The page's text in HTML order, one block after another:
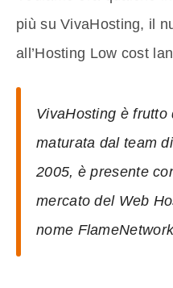
più su VivaHosting, il
all’Hosting Low cost
VivaHosting è frutto
maturata dal team
2005, è presente
mercato del Web
nome